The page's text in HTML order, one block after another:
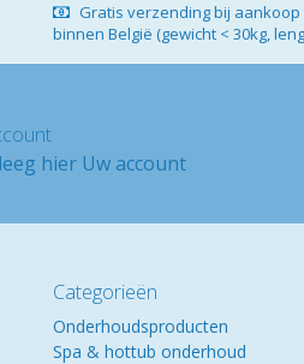
Gratis verzending bij aankoop
binnen België (gewicht < 30kg,
hier Uw account
Categorieën
Onderhoudsproducten
Spa & hottub onderhoud